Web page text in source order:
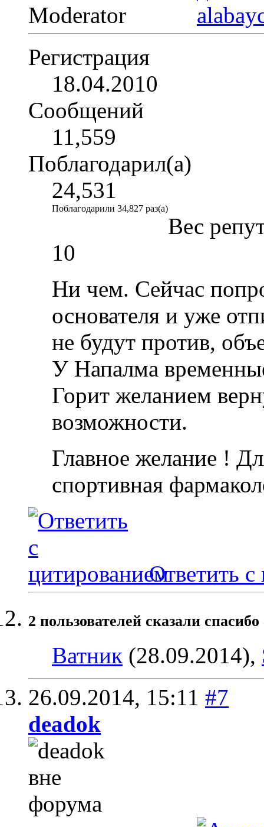
Moderator
Регистрация
18.04.2010
Сообщений
11,559
Поблагодарил(а)
24,531
Поблагодарили 34,827 раз(а)
Вес
10
Ни чем. Сейчас
основателя и уже
не будут против,
У Напалма
Горит желанием
возможности.
Главное желание !
спортивная
Ответить с
2 пользователей сказали
Ватник (28.09.2014),
26.09.2014, 15:11 #7
deadok